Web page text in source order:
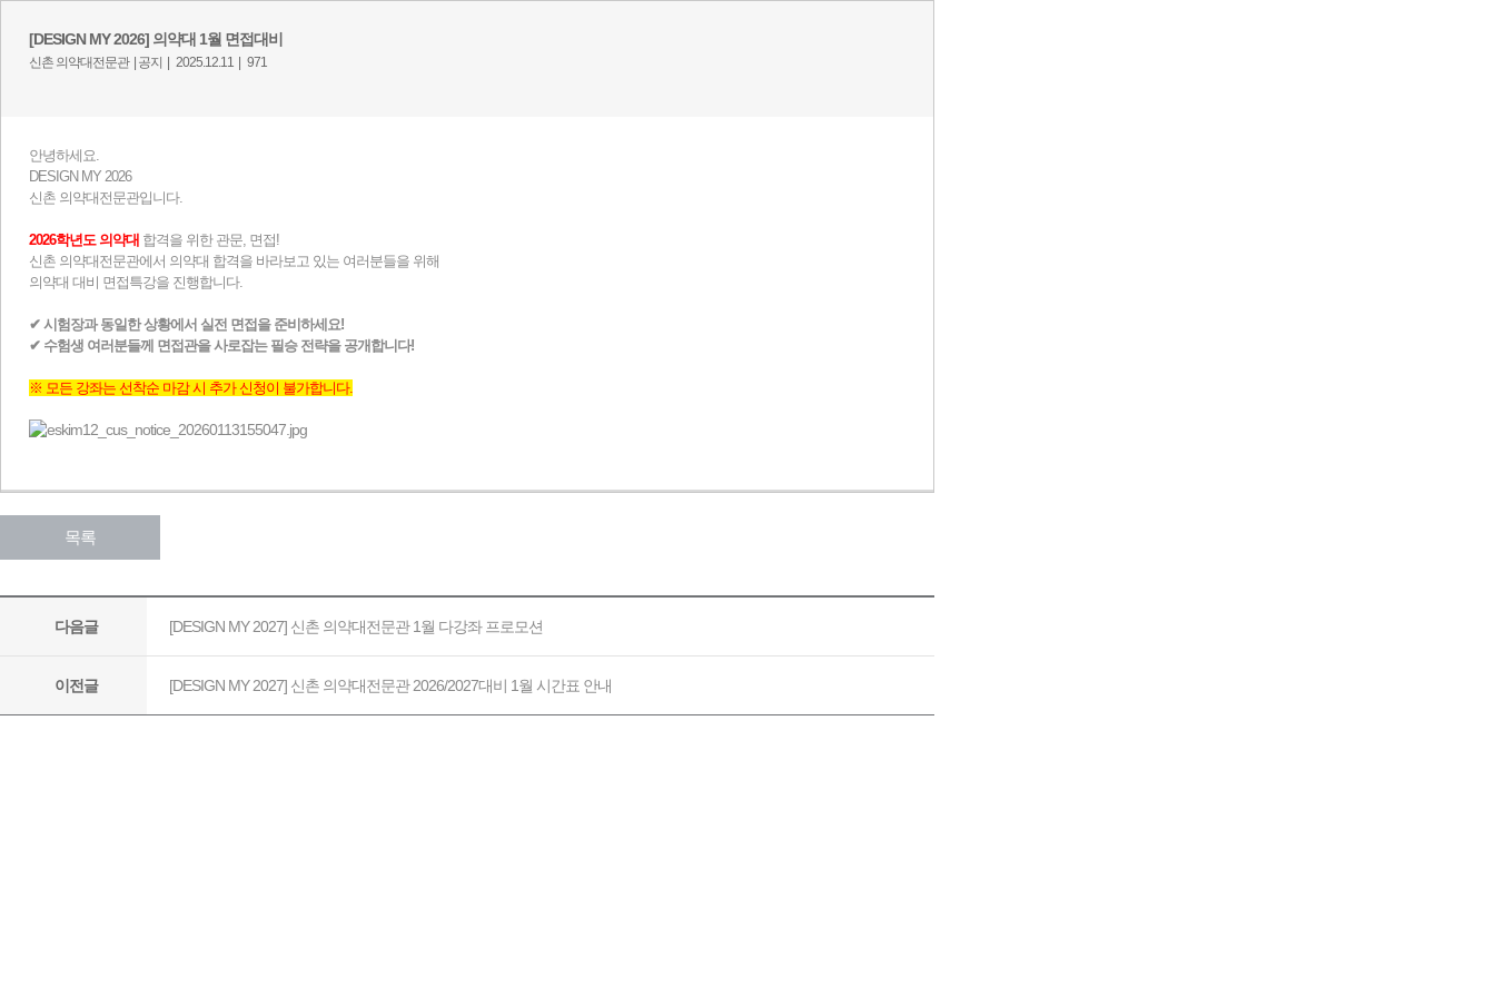
[DESIGN MY 2026] 의약대 1월 면접대비
신촌 의약대전문관 | 공지 | 2025.12.11 | 971
안녕하세요.
DESIGN MY 2026
신촌 의약대전문관입니다.
2026학년도 의약대 합격을 위한 관문, 면접!
신촌 의약대전문관에서 의약대 합격을 바라보고 있는 여러분들을 위해
의약대 대비 면접특강을 진행합니다.
✔ 시험장과 동일한 상황에서 실전 면접을 준비하세요!
✔​ 수험생 여러분들께 면접관을 사로잡는 필승 전략을 공개합니다!
※ 모든 강좌는 선착순 마감 시 추가 신청이 불가합니다.
목록
다음글 [DESIGN MY 2027] 신촌 의약대전문관 1월 다강좌 프로모션
이전글 [DESIGN MY 2027] 신촌 의약대전문관 2026/2027대비 1월 시간표 안내